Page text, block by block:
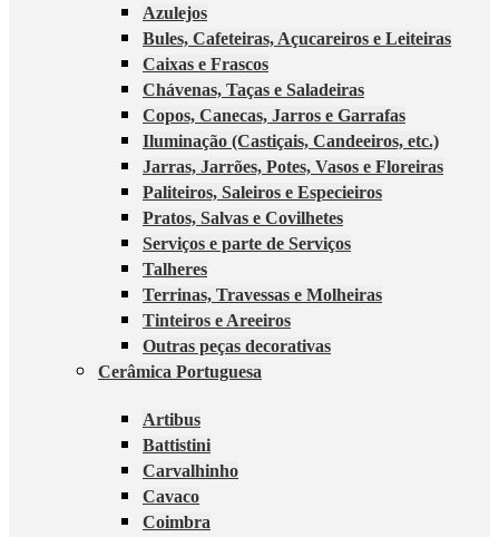
Azulejos
Bules, Cafeteiras, Açucareiros e Leiteiras
Caixas e Frascos
Chávenas, Taças e Saladeiras
Copos, Canecas, Jarros e Garrafas
Iluminação (Castiçais, Candeeiros, etc.)
Jarras, Jarrões, Potes, Vasos e Floreiras
Paliteiros, Saleiros e Especieiros
Pratos, Salvas e Covilhetes
Serviços e parte de Serviços
Talheres
Terrinas, Travessas e Molheiras
Tinteiros e Areeiros
Outras peças decorativas
Cerâmica Portuguesa
Artibus
Battistini
Carvalhinho
Cavaco
Coimbra